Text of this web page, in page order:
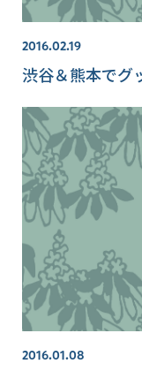
2016.02.19
渋谷＆熊本でグ
2016.01.08